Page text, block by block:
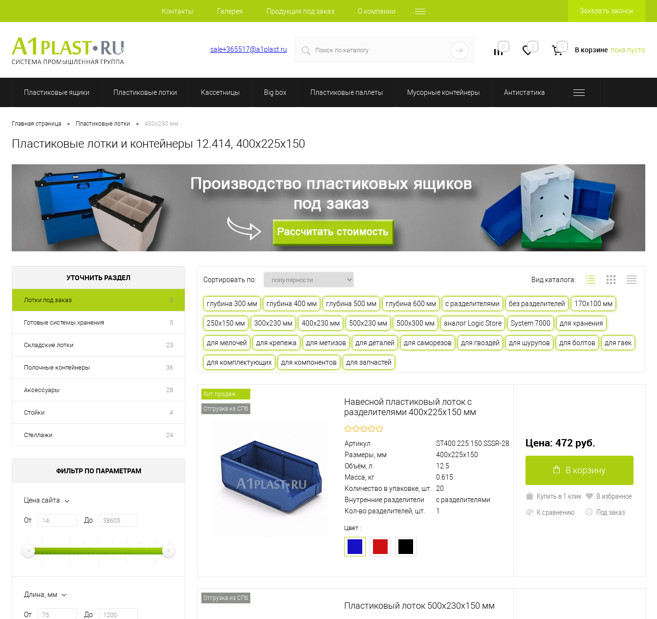
Контакты Галерея Продукция под заказ О компании Заказать звонок
+7 (812) 507-69-52 sale+365517@a1plast.ru 0 0 0 В корзине пока пусто
Пластиковые ящики Пластиковые лотки Кассетницы Big box Пластиковые паллеты Мусорные контейнеры Антистатика
Главная страница • Пластиковые лотки • 400х230 мм
Пластиковые лотки и контейнеры 12.414, 400х225х150
УТОЧНИТЬ РАЗДЕЛ
Лотки под заказ 3
Готовые системы хранения 5
Складские лотки 23
Полочные контейнеры 36
Аксессуары 28
Стойки 4
Стеллажи 24
ФИЛЬТР ПО ПАРАМЕТРАМ
Цена сайта
От До
Длина, мм
От До
Сортировать по: Вид каталога:
глубина 300 мм глубина 400 мм глубина 500 мм глубина 600 мм с разделителями без разделителей 170х100 мм
250х150 мм 300х230 мм 400х230 мм 500х230 мм 500х300 мм аналог Logic Store System 7000 для хранения
для мелочей для крепежа для метизов для деталей для саморезов для гвоздей для шурупов для болтов для гаек
для комплектующих для компонентов для запчастей
Хит продаж
Отгрузка из СПб
Навесной пластиковый лоток с
разделителями 400х225х150 мм
Артикул
ST400.225.150.SSSR-28
Размеры, мм
400х225х150
Объём, л
12.5
Масса, кг
0.615
Количество в упаковке, шт.
20
Внутренние разделители
с разделителями
Кол-во разделителей, шт.
1
Цвет :
Цена: 472 руб.
В корзину
Купить в 1 клик
В избранное
К сравнению
Под заказ
Отгрузка из СПб
Пластиковый лоток 500х230х150 мм